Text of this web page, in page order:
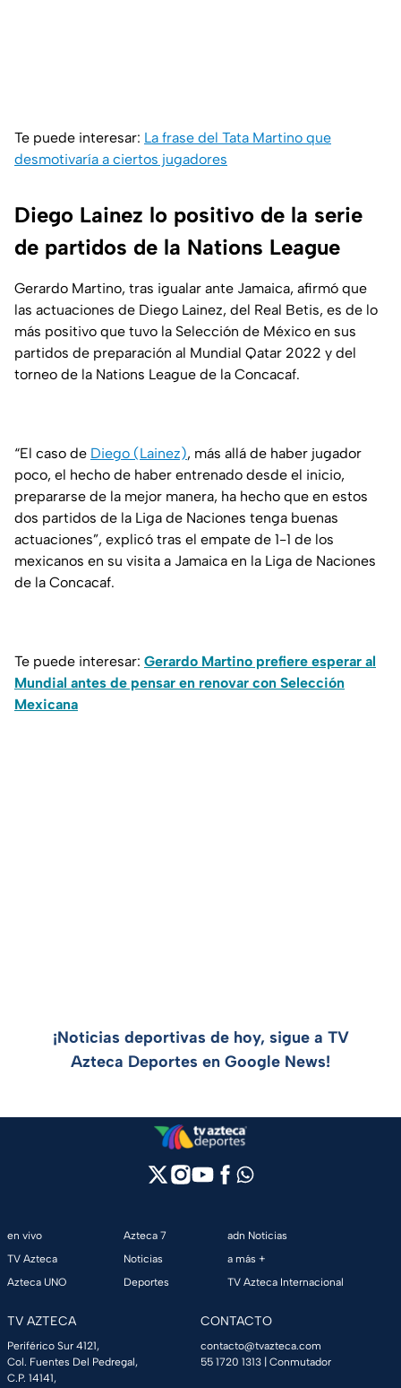
Te puede interesar: La frase del Tata Martino que
desmotivaría a ciertos jugadores
Diego Lainez lo positivo de la serie
de partidos de la Nations League
Gerardo Martino, tras igualar ante Jamaica, afirmó que
las actuaciones de Diego Lainez, del Real Betis, es de lo
más positivo que tuvo la Selección de México en sus
partidos de preparación al Mundial Qatar 2022 y del
torneo de la Nations League de la Concacaf.
“El caso de Diego (Lainez), más allá de haber jugador
poco, el hecho de haber entrenado desde el inicio,
prepararse de la mejor manera, ha hecho que en estos
dos partidos de la Liga de Naciones tenga buenas
actuaciones”, explicó tras el empate de 1-1 de los
mexicanos en su visita a Jamaica en la Liga de Naciones
de la Concacaf.
Te puede interesar: Gerardo Martino prefiere esperar al
Mundial antes de pensar en renovar con Selección
Mexicana
¡Noticias deportivas de hoy, sigue a TV
Azteca Deportes en Google News!
en vivo
TV Azteca
Azteca UNO
Azteca 7
Noticias
Deportes
adn Noticias
a más +
TV Azteca Internacional
TV AZTECA
Periférico Sur 4121,
Col. Fuentes Del Pedregal,
C.P. 14141,
CONTACTO
contacto@tvazteca.com
55 1720 1313 | Conmutador